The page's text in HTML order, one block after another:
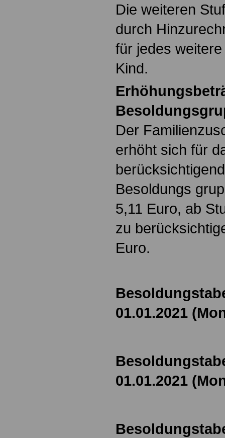
Die weiteren
durch
für jedes
Kind.
Der
erhöht sich für
Besoldungs
5,11 Euro, ab
zu
Euro.
01.01.2021
01.01.2021